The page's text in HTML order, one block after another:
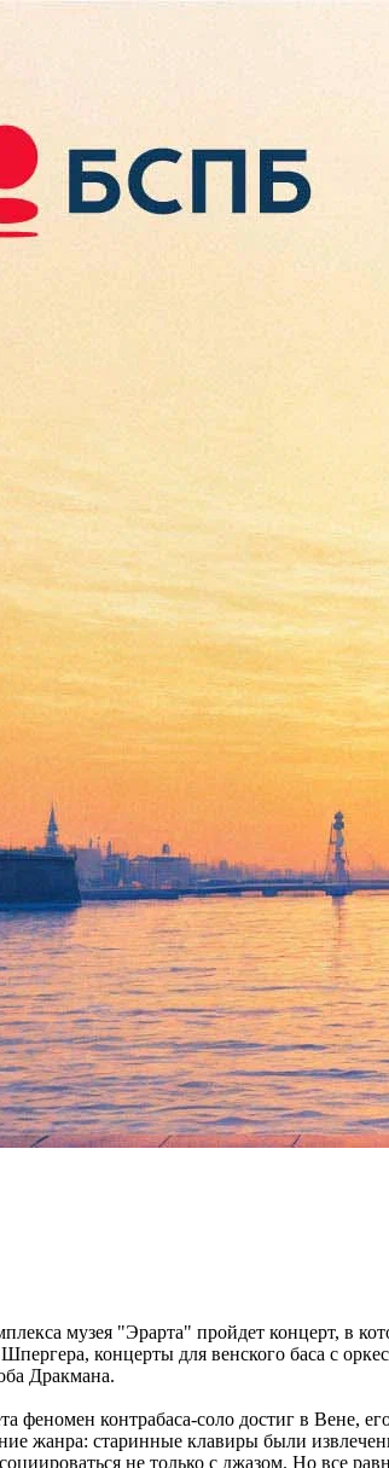
смешают в
музея "Эрарта" пройдет концерт, в
концерты для венского баса с
Дракмана.
феномен контрабаса-соло достиг в
жанра: старинные клавиры были
не только с джазом. Но все